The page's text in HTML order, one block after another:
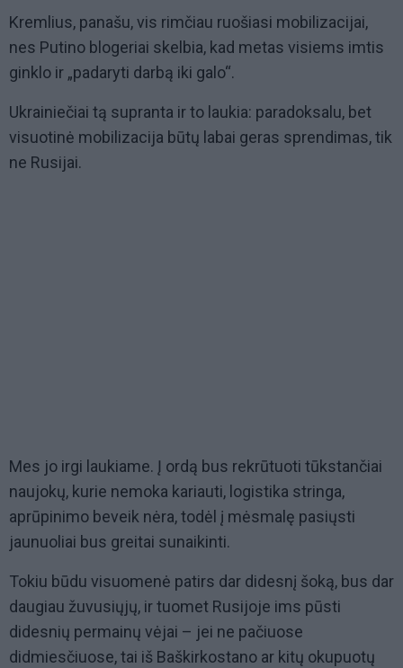
Kremlius, panašu, vis rimčiau ruošiasi mobilizacijai,
nes Putino blogeriai skelbia, kad metas visiems imtis
ginklo ir „padaryti darbą iki galo“.
Ukrainiečiai tą supranta ir to laukia: paradoksalu, bet
visuotinė mobilizacija būtų labai geras sprendimas, tik
ne Rusijai.
Mes jo irgi laukiame. Į ordą bus rekrūtuoti tūkstančiai
naujokų, kurie nemoka kariauti, logistika stringa,
aprūpinimo beveik nėra, todėl į mėsmalę pasiųsti
jaunuoliai bus greitai sunaikinti.
Tokiu būdu visuomenė patirs dar didesnį šoką, bus dar
daugiau žuvusiųjų, ir tuomet Rusijoje ims pūsti
didesnių permainų vėjai – jei ne pačiuose
didmiesčiuose, tai iš Baškirkostano ar kitų okupuotų